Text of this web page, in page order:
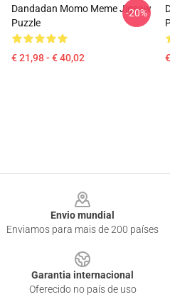
Dandadan Momo Meme Jigsaw
Puzzle
€ 21,98 - € 40,02
-20%
Envio mundial
Enviamos para mais de 200 países
Garantia internacional
Oferecido no país de uso